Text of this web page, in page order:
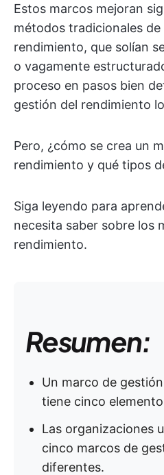
Estos marcos mejoran
métodos tradicionales
rendimiento, que solían
o vagamente
proceso en pasos bien
gestión del rendimiento
Pero, ¿cómo se crea un
rendimiento y qué tipos
Siga leyendo para
necesita saber sobre los
rendimiento.
Resumen:
Un marco de
tiene cinco
Las organizaciones
cinco marcos de
diferentes.